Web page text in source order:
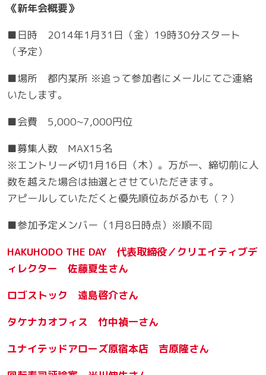
《新年会概要》
■日時 2014年1月31日（金）19時30分スタート
（予定）
■場所 都内某所 ※追って参加者にメールにてご連絡
いたします。
■会費 5,000~7,000円位
■募集人数 MAX15名
※エントリー〆切1月16日（木）。万が一、締切前に人
数を越えた場合は抽選とさせていただきます。
アピールしていただくと優先順位あがるかも（？）
■参加予定メンバー（1月8日時点）※順不同
HAKUHODO THE DAY 代表取締役／クリエイティブデ
ィレクター 佐藤夏生さん
ロゴストック 遠島啓介さん
タケナカオフィス 竹中禎一さん
ユナイテッドアローズ原宿本店 吉原隆さん